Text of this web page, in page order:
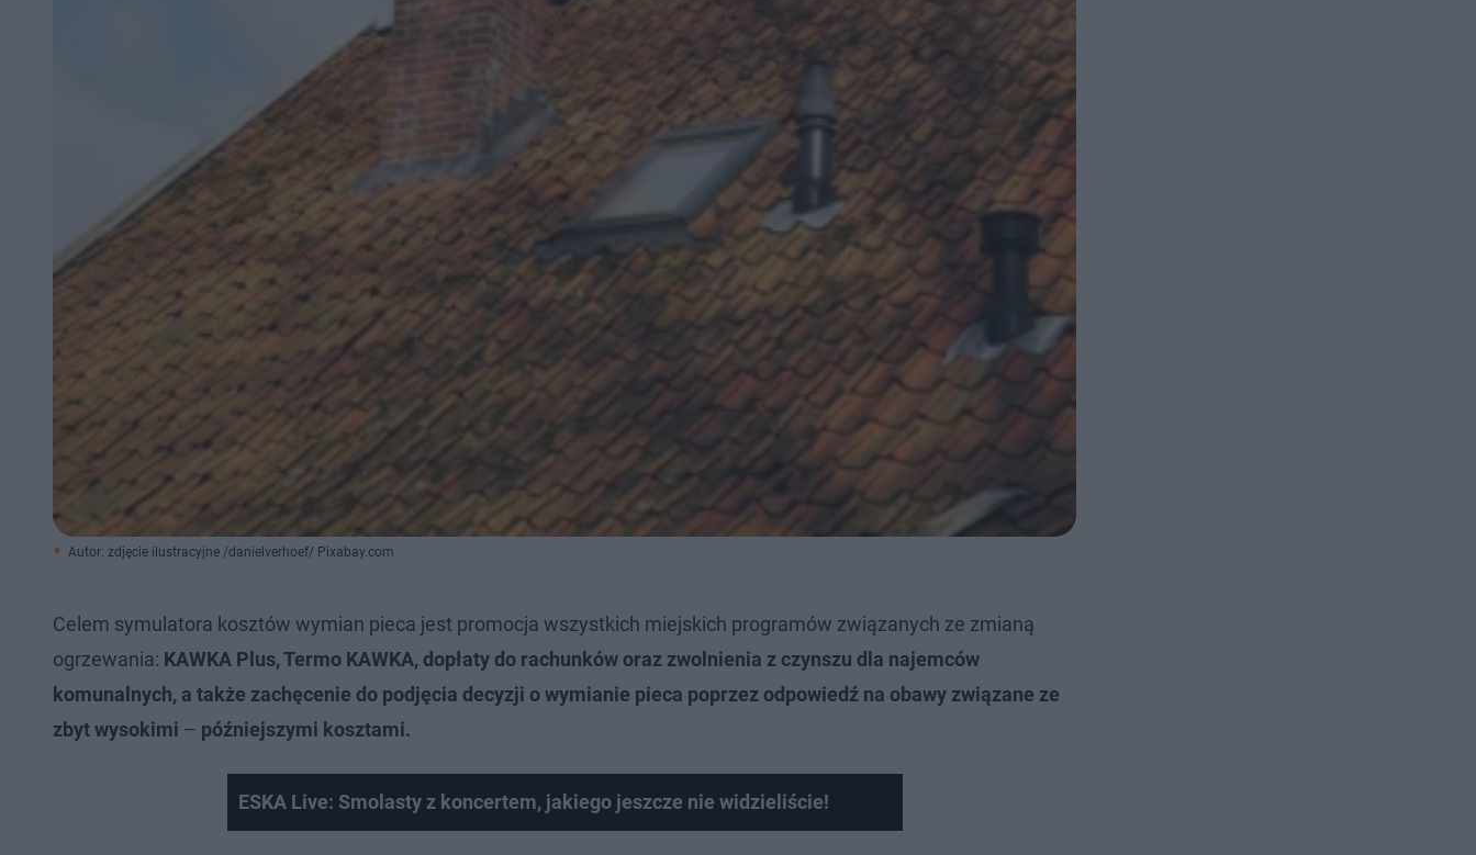
Autor: zdjęcie ilustracyjne /danielverhoef/ Pixabay.com
Celem symulatora kosztów wymian pieca jest promocja wszystkich miejskich programów związanych ze zmianą
ogrzewania: KAWKA Plus, Termo KAWKA, dopłaty do rachunków oraz zwolnienia z czynszu dla najemców
komunalnych, a także zachęcenie do podjęcia decyzji o wymianie pieca poprzez odpowiedź na obawy związane ze
zbyt wysokimi – późniejszymi kosztami.
ESKA Live: Smolasty z koncertem, jakiego jeszcze nie widzieliście!